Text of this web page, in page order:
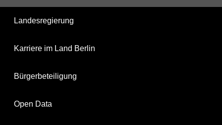
Landesregierung
Karriere im Land Berlin
Bürgerbeteiligung
Open Data